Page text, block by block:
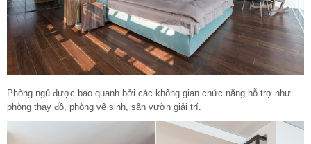
Phòng ngủ được bao quanh bởi các không gian chức năng hỗ trợ như
phòng thay đồ, phòng vệ sinh, sân vườn giải trí.